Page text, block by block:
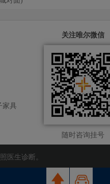
家具
关注唯尔微信
随时咨询挂号
医生诊断。